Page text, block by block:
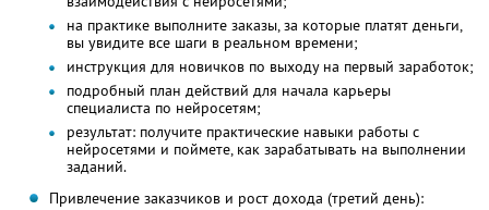
на практике выполните заказы, за которые платят деньги,
вы увидите все шаги в реальном времени;
инструкция для новичков по выходу на первый заработок;
подробный план действий для начала карьеры
специалиста по нейросетям;
результат: получите практические навыки работы с
нейросетями и поймете, как зарабатывать на выполнении
заданий.
Привлечение заказчиков и рост дохода (третий день):